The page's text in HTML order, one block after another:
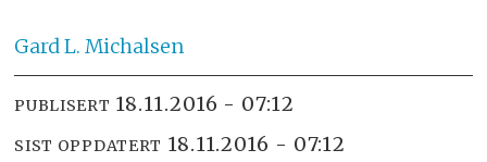
Gard L. Michalsen
PUBLISERT 18.11.2016 - 07:12
SIST OPPDATERT 18.11.2016 - 07:12